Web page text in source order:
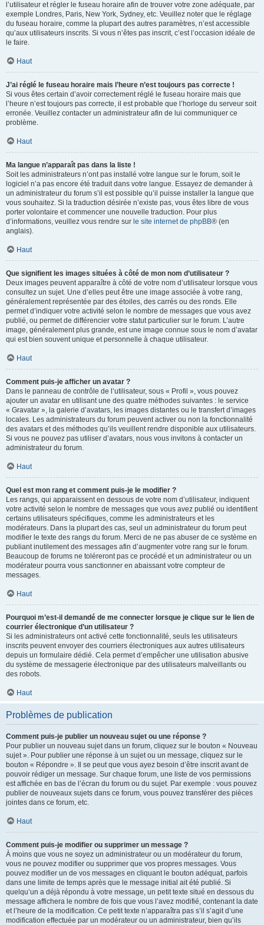
l’utilisateur et régler le fuseau horaire afin de trouver votre zone adéquate, par
exemple Londres, Paris, New York, Sydney, etc. Veuillez noter que le réglage
du fuseau horaire, comme la plupart des autres paramètres, n’est accessible
qu’aux utilisateurs inscrits. Si vous n’êtes pas inscrit, c’est l’occasion idéale de
le faire.
Haut
J’ai réglé le fuseau horaire mais l’heure n’est toujours pas correcte !
Si vous êtes certain d’avoir correctement réglé le fuseau horaire mais que
l’heure n’est toujours pas correcte, il est probable que l’horloge du serveur soit
erronée. Veuillez contacter un administrateur afin de lui communiquer ce
problème.
Haut
Ma langue n’apparaît pas dans la liste !
Soit les administrateurs n’ont pas installé votre langue sur le forum, soit le
logiciel n’a pas encore été traduit dans votre langue. Essayez de demander à
un administrateur du forum s’il est possible qu’il puisse installer la langue que
vous souhaitez. Si la traduction désirée n’existe pas, vous êtes libre de vous
porter volontaire et commencer une nouvelle traduction. Pour plus
d’informations, veuillez vous rendre sur le site internet de phpBB® (en
anglais).
Haut
Que signifient les images situées à côté de mon nom d’utilisateur ?
Deux images peuvent apparaître à côté de votre nom d’utilisateur lorsque vous
consultez un sujet. Une d’elles peut être une image associée à votre rang,
généralement représentée par des étoiles, des carrés ou des ronds. Elle
permet d’indiquer votre activité selon le nombre de messages que vous avez
publié, ou permet de différencier votre statut particulier sur le forum. L’autre
image, généralement plus grande, est une image connue sous le nom d’avatar
qui est bien souvent unique et personnelle à chaque utilisateur.
Haut
Comment puis-je afficher un avatar ?
Dans le panneau de contrôle de l’utilisateur, sous « Profil », vous pouvez
ajouter un avatar en utilisant une des quatre méthodes suivantes : le service
« Gravatar », la galerie d’avatars, les images distantes ou le transfert d’images
locales. Les administrateurs du forum peuvent activer ou non la fonctionnalité
des avatars et des méthodes qu’ils veuillent rendre disponible aux utilisateurs.
Si vous ne pouvez pas utiliser d’avatars, nous vous invitons à contacter un
administrateur du forum.
Haut
Quel est mon rang et comment puis-je le modifier ?
Les rangs, qui apparaissent en dessous de votre nom d’utilisateur, indiquent
votre activité selon le nombre de messages que vous avez publié ou identifient
certains utilisateurs spécifiques, comme les administrateurs et les
modérateurs. Dans la plupart des cas, seul un administrateur du forum peut
modifier le texte des rangs du forum. Merci de ne pas abuser de ce système en
publiant inutilement des messages afin d’augmenter votre rang sur le forum.
Beaucoup de forums ne toléreront pas ce procédé et un administrateur ou un
modérateur pourra vous sanctionner en abaissant votre compteur de
messages.
Haut
Pourquoi m’est-il demandé de me connecter lorsque je clique sur le lien de
courrier électronique d’un utilisateur ?
Si les administrateurs ont activé cette fonctionnalité, seuls les utilisateurs
inscrits peuvent envoyer des courriers électroniques aux autres utilisateurs
depuis un formulaire dédié. Cela permet d’empêcher une utilisation abusive
du système de messagerie électronique par des utilisateurs malveillants ou
des robots.
Haut
Problèmes de publication
Comment puis-je publier un nouveau sujet ou une réponse ?
Pour publier un nouveau sujet dans un forum, cliquez sur le bouton « Nouveau
sujet ». Pour publier une réponse à un sujet ou un message, cliquez sur le
bouton « Répondre ». Il se peut que vous ayez besoin d’être inscrit avant de
pouvoir rédiger un message. Sur chaque forum, une liste de vos permissions
est affichée en bas de l’écran du forum ou du sujet. Par exemple : vous pouvez
publier de nouveaux sujets dans ce forum, vous pouvez transférer des pièces
jointes dans ce forum, etc.
Haut
Comment puis-je modifier ou supprimer un message ?
À moins que vous ne soyez un administrateur ou un modérateur du forum,
vous ne pouvez modifier ou supprimer que vos propres messages. Vous
pouvez modifier un de vos messages en cliquant le bouton adéquat, parfois
dans une limite de temps après que le message initial ait été publié. Si
quelqu’un a déjà répondu à votre message, un petit texte situé en dessous du
message affichera le nombre de fois que vous l’avez modifié, contenant la date
et l’heure de la modification. Ce petit texte n’apparaîtra pas s’il s’agit d’une
modification effectuée par un modérateur ou un administrateur, bien qu’ils